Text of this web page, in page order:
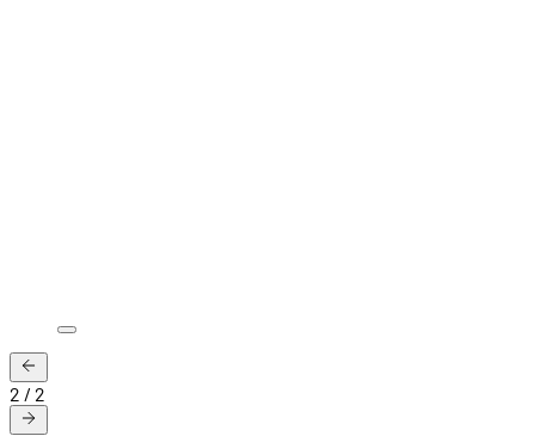
2 / 2